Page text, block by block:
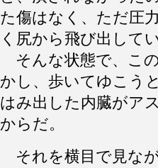
た傷はなく、ただ圧
く尻から飛び出して
そんな状態で、こ
かし、歩いてゆこう
はみ出した内臓がア
からだ。
それを横目で見な